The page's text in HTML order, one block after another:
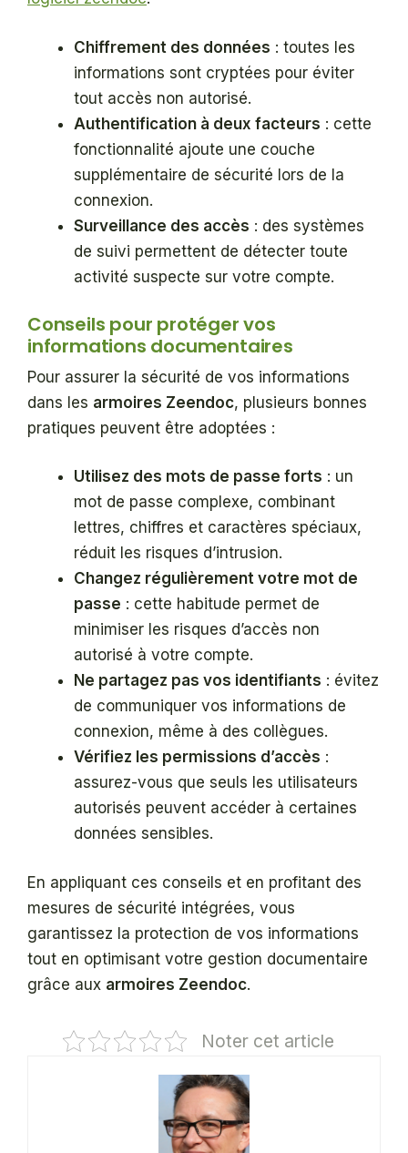
Chiffrement des données : toutes les
informations sont cryptées pour éviter
tout accès non autorisé.
Authentification à deux facteurs : cette
fonctionnalité ajoute une couche
supplémentaire de sécurité lors de la
connexion.
Surveillance des accès : des systèmes
de suivi permettent de détecter toute
activité suspecte sur votre compte.
Conseils pour protéger vos
informations documentaires
Pour assurer la sécurité de vos informations
dans les armoires Zeendoc, plusieurs bonnes
pratiques peuvent être adoptées :
Utilisez des mots de passe forts : un
mot de passe complexe, combinant
lettres, chiffres et caractères spéciaux,
réduit les risques d’intrusion.
Changez régulièrement votre mot de
passe : cette habitude permet de
minimiser les risques d’accès non
autorisé à votre compte.
Ne partagez pas vos identifiants : évitez
de communiquer vos informations de
connexion, même à des collègues.
Vérifiez les permissions d’accès :
assurez-vous que seuls les utilisateurs
autorisés peuvent accéder à certaines
données sensibles.
En appliquant ces conseils et en profitant des
mesures de sécurité intégrées, vous
garantissez la protection de vos informations
tout en optimisant votre gestion documentaire
grâce aux armoires Zeendoc.
Noter cet article